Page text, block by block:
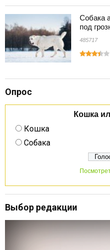
Собака
под
485717
Опрос
Кошка
Кошка
Собака
Выбор редакции